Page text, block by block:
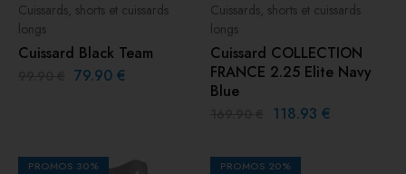
Cuissards, shorts et cuissards
longs
Cuissard Black Team
79.90 €
Cuissards, shorts et cuissards
longs
Cuissard COLLECTION
FRANCE 2.25 Elite Navy
Blue
118.93 €
PROMOS 30% PROMOS 20%